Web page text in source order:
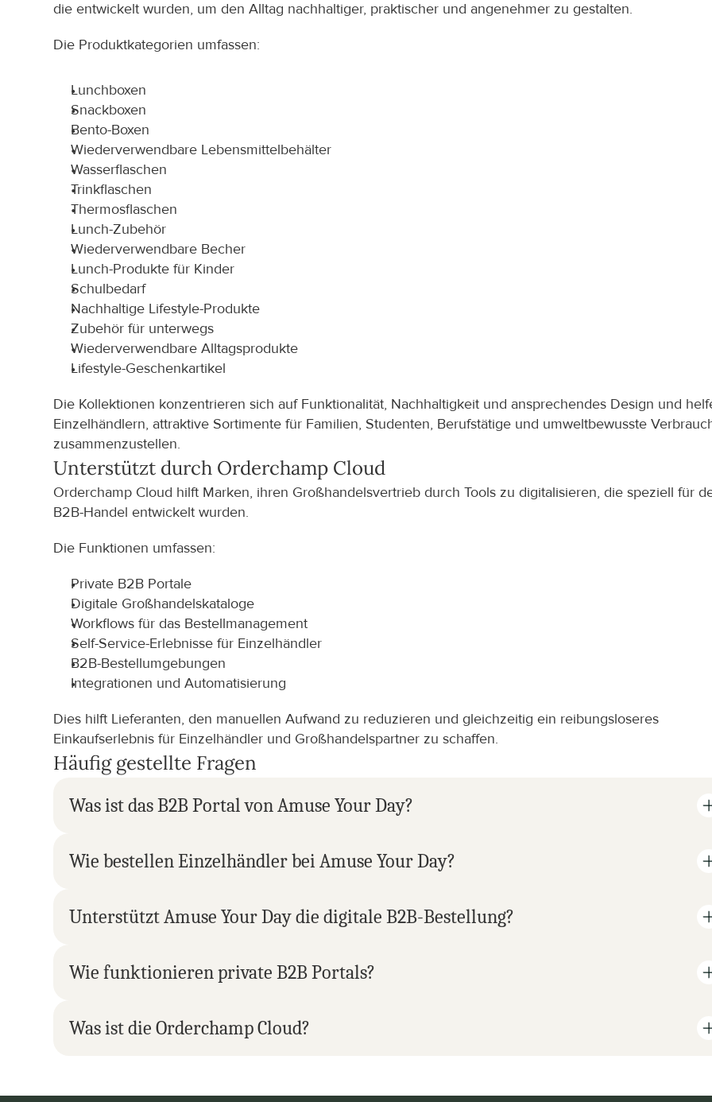
die entwickelt wurden, um den Alltag nachhaltiger, praktischer und angenehmer zu gestalten.
Die Produktkategorien umfassen:
Lunchboxen
Snackboxen
Bento-Boxen
Wiederverwendbare Lebensmittelbehälter
Wasserflaschen
Trinkflaschen
Thermosflaschen
Lunch-Zubehör
Wiederverwendbare Becher
Lunch-Produkte für Kinder
Schulbedarf
Nachhaltige Lifestyle-Produkte
Zubehör für unterwegs
Wiederverwendbare Alltagsprodukte
Lifestyle-Geschenkartikel
Die Kollektionen konzentrieren sich auf Funktionalität, Nachhaltigkeit und ansprechendes Design und
Einzelhändlern, attraktive Sortimente für Familien, Studenten, Berufstätige und umweltbewusste
zusammenzustellen.
Unterstützt durch Orderchamp Cloud
Orderchamp Cloud hilft Marken, ihren Großhandelsvertrieb durch Tools zu digitalisieren, die speziell für
B2B-Handel entwickelt wurden.
Die Funktionen umfassen:
Private B2B Portale
Digitale Großhandelskataloge
Workflows für das Bestellmanagement
Self-Service-Erlebnisse für Einzelhändler
B2B-Bestellumgebungen
Integrationen und Automatisierung
Dies hilft Lieferanten, den manuellen Aufwand zu reduzieren und gleichzeitig ein reibungsloseres
Einkaufserlebnis für Einzelhändler und Großhandelspartner zu schaffen.
Häufig gestellte Fragen
Was ist das B2B Portal von Amuse Your Day?
Wie bestellen Einzelhändler bei Amuse Your Day?
Unterstützt Amuse Your Day die digitale B2B-Bestellung?
Wie funktionieren private B2B Portals?
Was ist die Orderchamp Cloud?